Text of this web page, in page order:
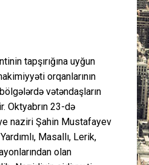
Peşə etikası
Əlaqə
tapşırığına uyğun
orqanlarının
vətəndaşların
Oktyabrın 23-də
naziri Şahin Mustafayev
Masallı, Lerik,
olan